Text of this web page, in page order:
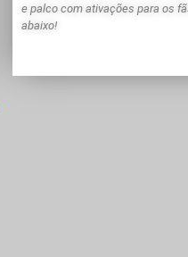
e palco com ativações para os
abaixo!